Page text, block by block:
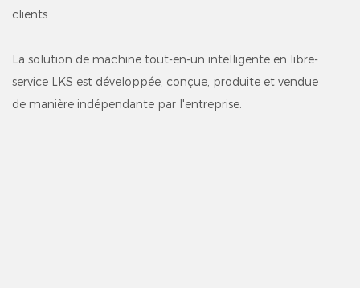
clients.
La solution de machine tout-en-un intelligente en libre-
service LKS est développée, conçue, produite et vendue
de manière indépendante par l'entreprise.